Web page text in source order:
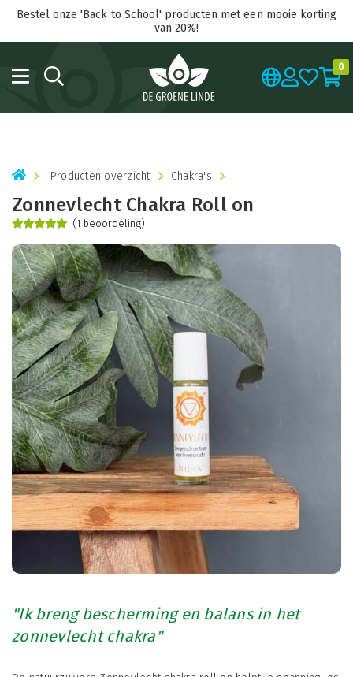
Bestel onze 'Back to School' producten met een mooie korting
van 20%!
0
Producten overzicht Chakra's
Zonnevlecht Chakra Roll on
(1 beoordeling)
"Ik breng bescherming en balans in het
zonnevlecht chakra"